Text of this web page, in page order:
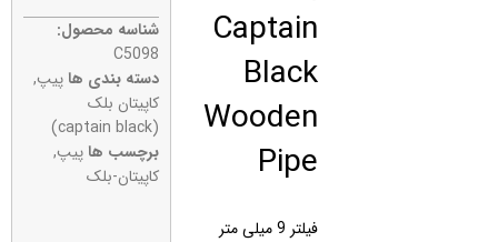
Captain
Black
Wooden
Pipe
فیلتر 9 میلی متر
شناسه محصول:
C5098
دسته بندی ها پیپ,
کاپیتان بلک
(captain black)
برچسب ها پیپ,
کاپیتان-بلک